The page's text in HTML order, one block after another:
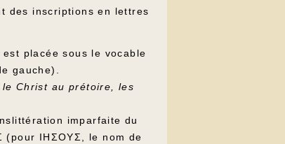
des inscriptions en lettres
placée sous le vocable
gauche).
le Christ au prétoire, les
imparfaite du
(pour IHΣOYΣ, le nom de